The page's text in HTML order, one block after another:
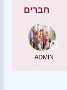
חברים
ADMIN